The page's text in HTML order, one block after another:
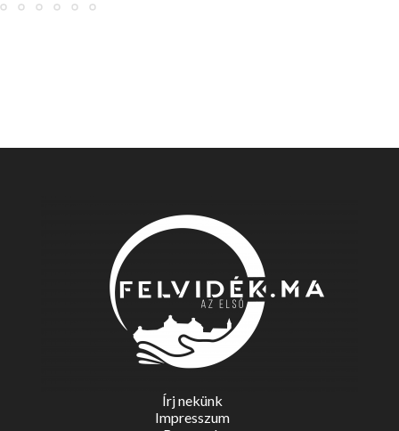
Írj nekünk
Impresszum